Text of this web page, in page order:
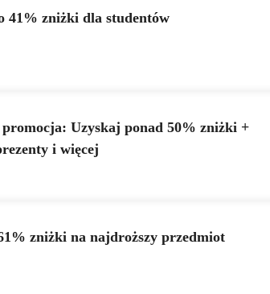
41% zniżki dla studentów
promocja: Uzyskaj ponad 50% zniżki +
i więcej
zniżki na najdroższy przedmiot